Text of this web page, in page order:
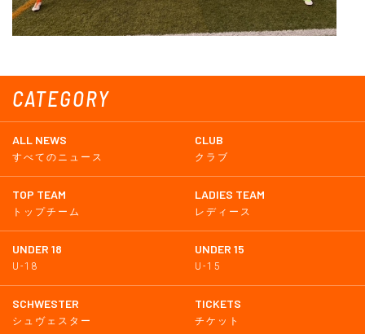
CATEGORY
ALL NEWS
すべてのニュース
CLUB
クラブ
TOP TEAM
トップチーム
LADIES TEAM
レディース
UNDER 18
U-18
UNDER 15
U-15
SCHWESTER
シュヴェスター
TICKETS
チケット